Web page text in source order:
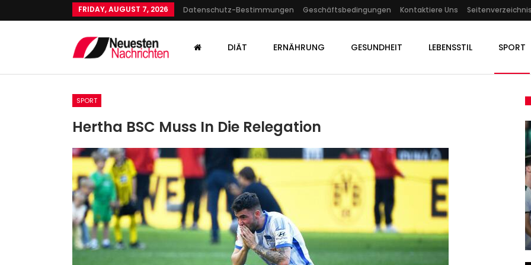
FRIDAY, AUGUST 7, 2026 Datenschutz-Bestimmungen Geschäftsbedingungen Kontaktiere Uns Seitenverzeichnis
DIÄT ERNÄHRUNG GESUNDHEIT LEBENSSTIL SPORT
SPORT
Hertha BSC Muss In Die Relegation
KULTUR
Acht Länder, Ein
Jugendorchester: Leuchtfeuer
Im Kaukasus
Admin Oct 31, 2023
SPORT
Weltcup-Auftakt: Kombinierer
Schmid Zweiter Bei…
Admin Nov 28, 2025